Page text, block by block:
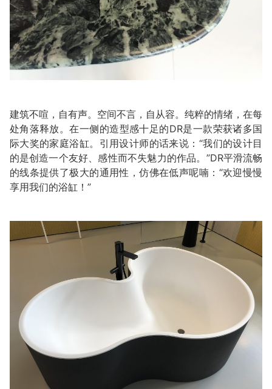
建筑不喧，自有声。空间不言，自从容。纯粹的情绪，在每
处角落释放。在一侧的造型感十足的DR是一款荣获诸多国
际大奖的家庭浴缸。引用设计师的话来说：“我们的设计目
的是创造一个友好、感性而不失魅力的作品。”DR平滑流畅
的线条提供了极大的通用性，仿佛在低声呢喃：“欢迎慢慢
享用我们的浴缸！”